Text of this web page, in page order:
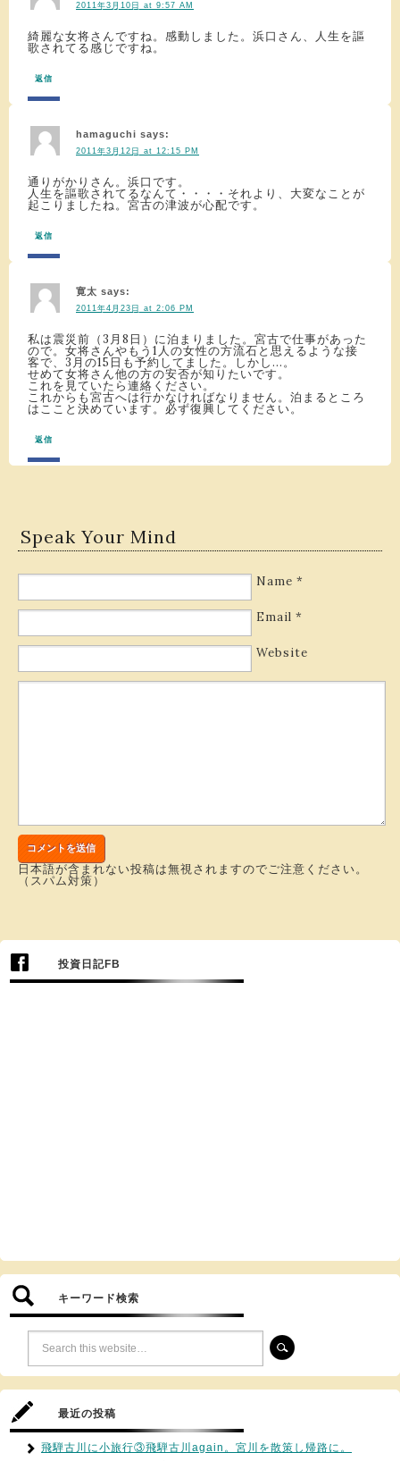
2011年3月10日 at 9:57 AM
綺麗な女将さんですね。感動しました。浜口さん、人生を謳
歌されてる感じですね。
返信
hamaguchi says:
2011年3月12日 at 12:15 PM
通りがかりさん。浜口です。
人生を謳歌されてるなんて・・・・それより、大変なことが
起こりましたね。宮古の津波が心配です。
返信
寛太 says:
2011年4月23日 at 2:06 PM
私は震災前（3月8日）に泊まりました。宮古で仕事があった
ので。女将さんやもう1人の女性の方流石と思えるような接
客で、3月の15日も予約してました。しかし…。
せめて女将さん他の方の安否が知りたいです。
これを見ていたら連絡ください。
これからも宮古へは行かなければなりません。泊まるところ
はここと決めています。必ず復興してください。
返信
Speak Your Mind
Name *
Email *
Website
日本語が含まれない投稿は無視されますのでご注意ください。
（スパム対策）
投資日記FB
キーワード検索
最近の投稿
飛騨古川に小旅行③飛騨古川again。宮川を散策し帰路に。